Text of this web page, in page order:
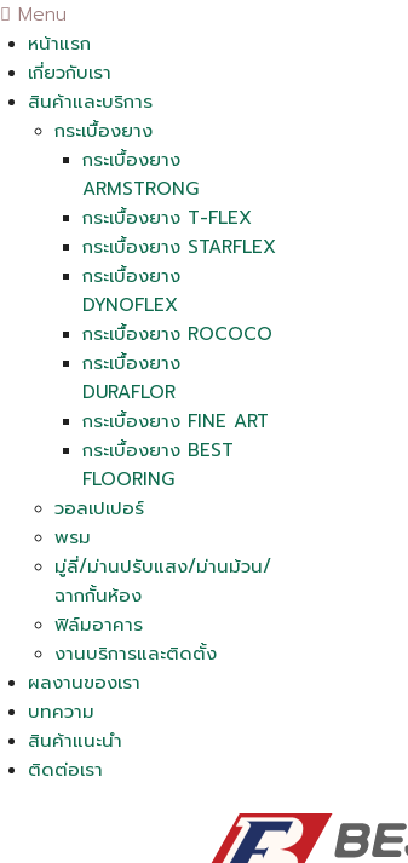
Menu
หน้าแรก
เกี่ยวกับเรา
สินค้าและบริการ
กระเบื้องยาง
กระเบื้องยาง
ARMSTRONG
กระเบื้องยาง T-FLEX
กระเบื้องยาง STARFLEX
กระเบื้องยาง
DYNOFLEX
กระเบื้องยาง ROCOCO
กระเบื้องยาง
DURAFLOR
กระเบื้องยาง FINE ART
กระเบื้องยาง BEST
FLOORING
วอลเปเปอร์
พรม
มู่ลี่/ม่านปรับแสง/ม่านม้วน/
ฉากกั้นห้อง
ฟิล์มอาคาร
งานบริการและติดตั้ง
ผลงานของเรา
บทความ
สินค้าแนะนำ
ติดต่อเรา